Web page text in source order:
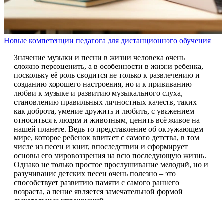
Новые компетенции педагога для дистанционного обучения
Значение музыки и песни в жизни человека очень
сложно переоценить, а в особенности в жизни ребенка,
поскольку её роль сводится не только к развлечению и
созданию хорошего настроения, но и к прививанию
любви к музыке и развитию музыкального слуха,
становлению правильных личностных качеств, таких
как доброта, умение дружить и любить, с уважением
относиться к людям и животным, ценить всё живое на
нашей планете. Ведь то представление об окружающем
мире, которое ребенок впитает с самого детства, в том
числе из песен и книг, впоследствии и сформирует
основы его мировоззрения на всю последующую жизнь.
Однако не только простое прослушивание мелодий, но и
разучивание детских песен очень полезно – это
способствует развитию памяти с самого раннего
возраста, а пение является замечательной формой